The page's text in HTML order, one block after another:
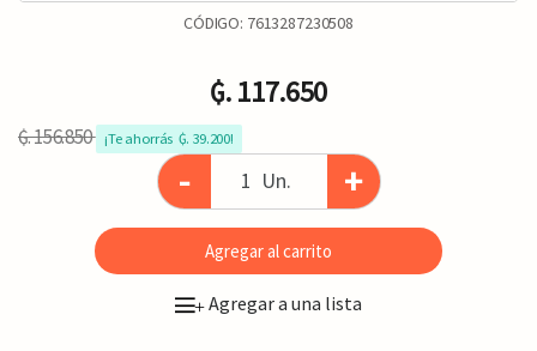
CÓDIGO: 7613287230508
₲. 117.650
₲. 156.850 ¡Te ahorrás  ₲. 39.200!
- Un. +
Agregar al carrito
+Agregar a una lista